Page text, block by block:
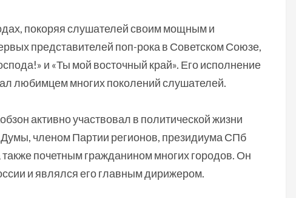
покоряя слушателей своим мощным и
представителей поп-рока в Советском Союзе,
и «Ты мой восточный край». Его исполнение
любимцем многих поколений слушателей.
активно участвовал в политической жизни
членом Партии регионов, президиума СПб
почетным гражданином многих городов. Он
и являлся его главным дирижером.